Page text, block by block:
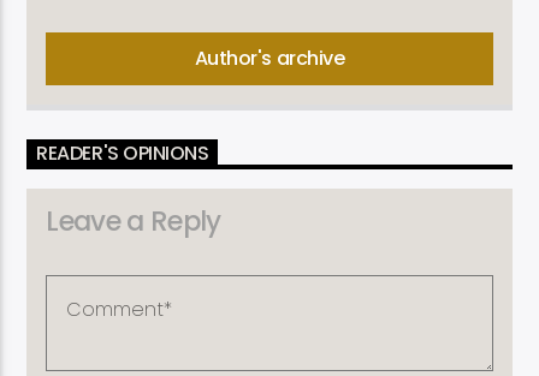
Author's archive
READER'S OPINIONS
Leave a Reply